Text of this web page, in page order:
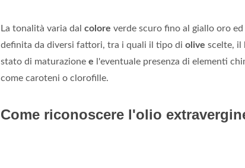
La tonalità varia dal colore verde scuro fino al giallo oro ed
definita da diversi fattori, tra i quali il tipo di olive scelte, il
stato di maturazione e l'eventuale presenza di elementi
come caroteni o clorofille.
Come riconoscere l'olio